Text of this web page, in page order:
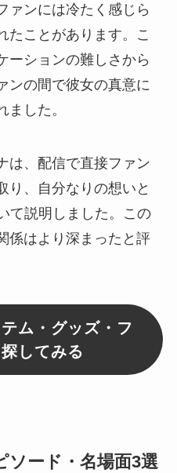
ァンには冷たく感じら
たことがあります。こ
ーションの難しさから
ンの間で彼女の真意に
した。
は、配信で直接ファン
り、自分なりの想いと
て説明しました。この
係はより深まったと評
ム・グッズ・フ
してみる
ソード・名場面3選